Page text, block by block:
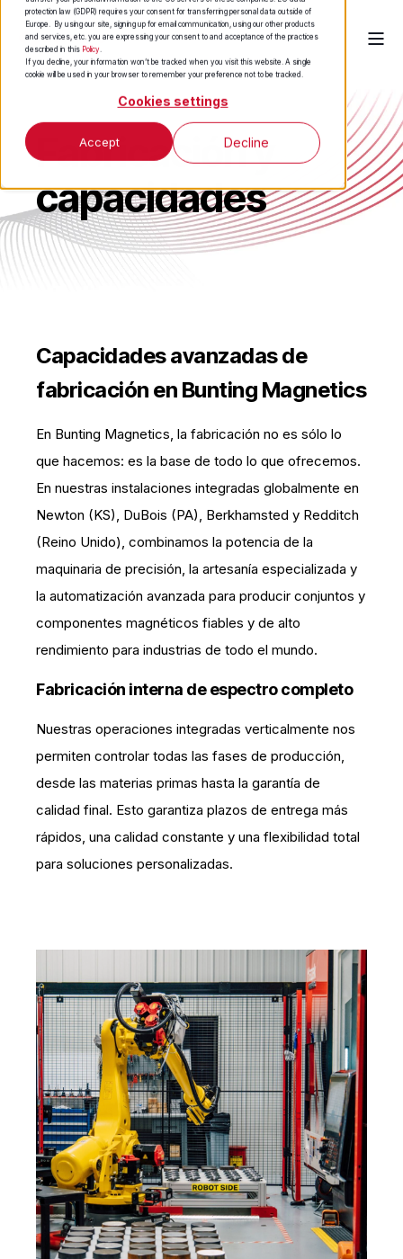
protection law (GDPR) requires your consent for transferring personal data outside of
Europe. By using our site, signing up for email communication, using our other products
and services, etc. you are expressing your consent to and acceptance of the practices
described in this Policy
If you decline, your information won’t be tracked when you visit this website. A single
cookie will be used in your browser to remember your preference not to be tracked.
Cookies settings
Accept Decline
Fabricación y
capacidades
Capacidades avanzadas de
fabricación en Bunting Magnetics
En Bunting Magnetics, la fabricación no es sólo lo
que hacemos: es la base de todo lo que ofrecemos.
En nuestras instalaciones integradas globalmente en
Newton (KS), DuBois (PA), Berkhamsted y Redditch
(Reino Unido), combinamos la potencia de la
maquinaria de precisión, la artesanía especializada y
la automatización avanzada para producir conjuntos y
componentes magnéticos fiables y de alto
rendimiento para industrias de todo el mundo.
Fabricación interna de espectro completo
Nuestras operaciones integradas verticalmente nos
permiten controlar todas las fases de producción,
desde las materias primas hasta la garantía de
calidad final. Esto garantiza plazos de entrega más
rápidos, una calidad constante y una flexibilidad total
para soluciones personalizadas.